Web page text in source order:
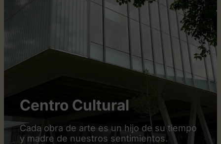
Centro Cultural
Cada obra de arte es un hijo de su tiempo
y madre de nuestros sentimientos.